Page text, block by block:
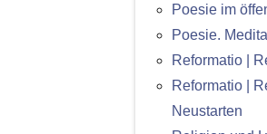
Poesie im
Poesie.
Reformatio |
Reformatio |
Neustarten